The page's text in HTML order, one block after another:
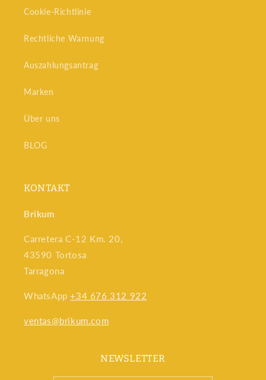
Cookie-Richtlinie
Rechtliche Warnung
Auszahlungsantrag
Marken
Über uns
BLOG
KONTAKT
Brikum
Carretera C-12 Km. 20,
43590 Tortosa
Tarragona
WhatsApp+34 676 312 922
ventas@brikum.com
NEWSLETTER